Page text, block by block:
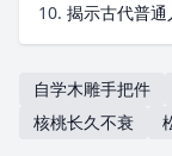
10. 揭示古代普
自学木雕手把件
核桃长久不衰